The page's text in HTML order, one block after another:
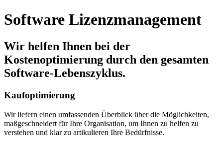
Software Lizenzmanagement
Wir helfen Ihnen bei der
Kostenoptimierung durch den gesamten
Software-Lebenszyklus.
Kaufoptimierung
Wir liefern einen umfassenden Überblick über die Möglichkeiten,
maßgeschneidert für Ihre Organisation, um Ihnen zu helfen zu
verstehen und klar zu artikulieren Ihre Bedürfnisse.